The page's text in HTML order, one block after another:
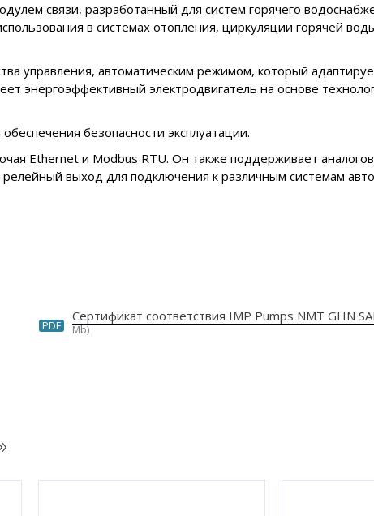
связи, разработанный для систем горячего
в системах отопления, циркуляции горячей
управления, автоматическим режимом, который
энергоэффективный электродвигатель на основе
безопасности эксплуатации.
Ethernet и Modbus RTU. Он также поддерживает
выход для подключения к различным системам
PDF
Сертификат соответствия IMP Pumps NMT GHN
Mb)